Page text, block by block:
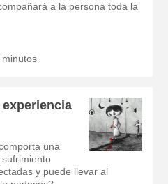
a la persona toda la
una
y puede llevar al